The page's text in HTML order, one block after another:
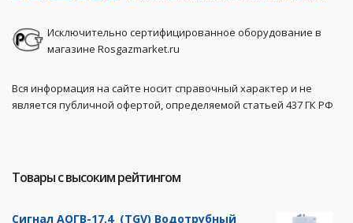
Исключительно сертифицированное оборудование в
магазине Rosgazmarket.ru
Вся информация на сайте носит справочный характер и не
является публичной офертой, определяемой статьей 437 ГК РФ
Товары с высоким рейтингом
Сигнал АОГВ-17,4 (TGV) Водотрубный